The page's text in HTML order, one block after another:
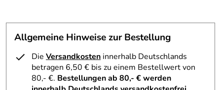
wunderschönes Sternenkostüm. Die liebevoll bemalten
Gesichtszüge lassen das Herz jedes Betrachters höher
schlagen. Es hält einen leuchtenden Stern in seinen
Allgemeine Hinweise zur Bestellung
Die Versandkosten innerhalb Deutschlands
betragen 6,50 € bis zu einem Bestellwert von
80,- €. Bestellungen ab 80,- € werden